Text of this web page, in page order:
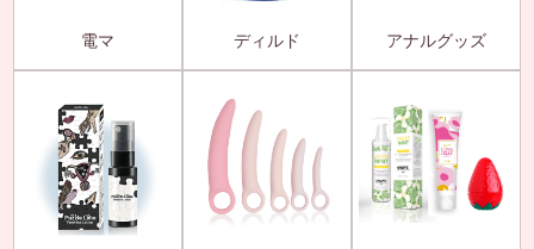
電マ ディルド アナルグッズ